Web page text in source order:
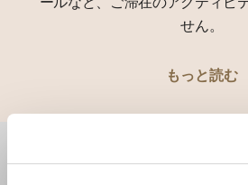
せん。
もっと読む